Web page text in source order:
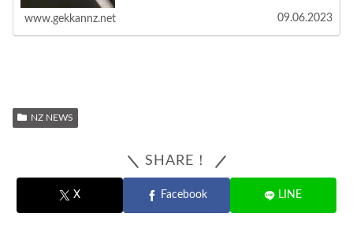
www.gekkannz.net 09.06.2023
NZ NEWS
SHARE！
X Facebook LINE